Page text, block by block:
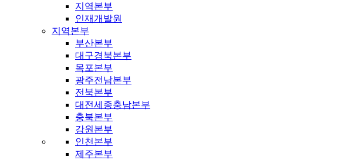
지역본부
인재개발원
지역본부
부산본부
대구경북본부
목포본부
광주전남본부
전북본부
대전세종충남본부
충북본부
강원본부
인천본부
제주본부